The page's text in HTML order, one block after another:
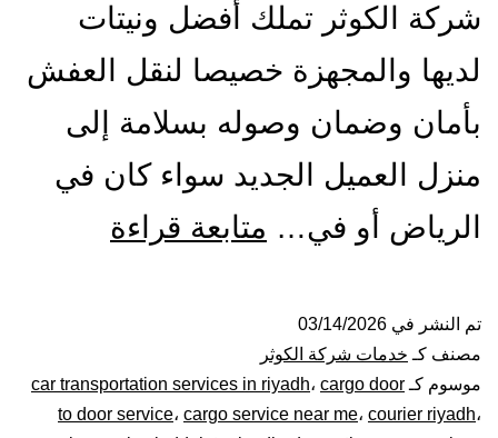
شركة الكوثر تملك أفضل ونيتات
لديها والمجهزة خصيصا لنقل العفش
بأمان وضمان وصوله بسلامة إلى
منزل العميل الجديد سواء كان في
الرياض أو في… متابعة قراءة
بالرياض|
تم النشر في 03/14/2026
مصنف كـ خدمات شركة الكوثر
موسوم كـ
car transportation services in riyadh، cargo door
to door service، cargo service near me، courier riyadh،